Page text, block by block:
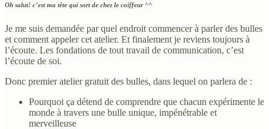
Oh salut! c’est ma tête qui sort de chez le coiffeur ^^
Je me suis demandée par quel endroit commencer à parler des bulles
et comment appeler cet atelier. Et finalement je reviens toujours à
l’écoute. Les fondations de tout travail de communication, c’est
l’écoute de soi.
Donc premier atelier gratuit des bulles, dans lequel on parlera de :
Pourquoi ça détend de comprendre que chacun expérimente le
monde à travers une bulle unique, impénétrable et
merveilleuse